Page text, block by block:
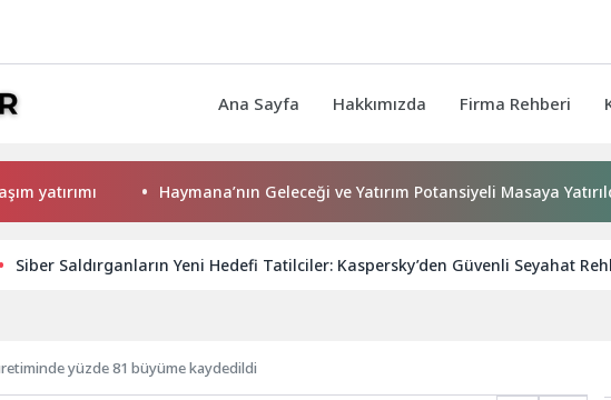
Ana Sayfa Hakkımızda Firma Rehberi
Haymana’nın Geleceği ve Yatırım Potansiyeli Masaya Yatırıldı
Siber Saldırganların Yeni Hedefi Tatilciler: Kaspersky’den Güvenli Seyahat
yüzde 81 büyüme kaydedildi